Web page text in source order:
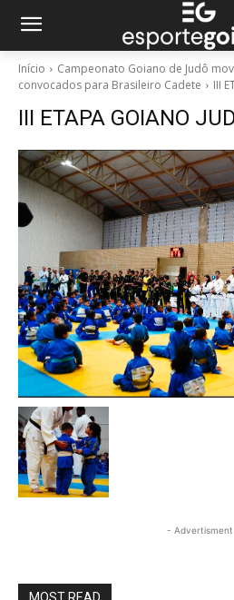
Início
Campeonato Goiano de Judô
convocados para Brasileiro Cadete
III
III ETAPA GOIANO
-